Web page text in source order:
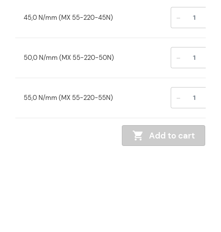
45,0 N/mm (MX 55-220-45N) -
50,0 N/mm (MX 55-220-50N) -
55,0 N/mm (MX 55-220-55N) -
Add to cart